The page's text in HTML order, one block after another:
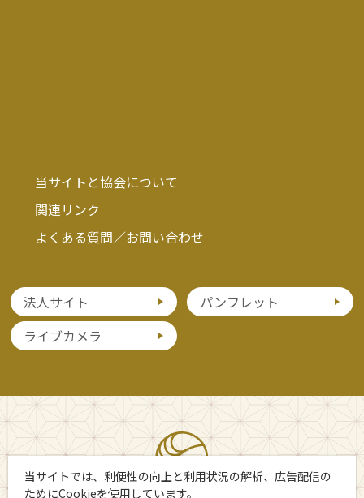
当サイトと協会について
関連リンク
よくある質問／お問い合わせ
法人サイト
パンフレット
ライブカメラ
当サイトでは、利便性の向上と利用状況の解析、広告配信の
ためにCookieを使用しています。